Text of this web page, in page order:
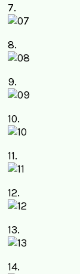
7.
8.
9.
10.
11.
12.
13.
14.